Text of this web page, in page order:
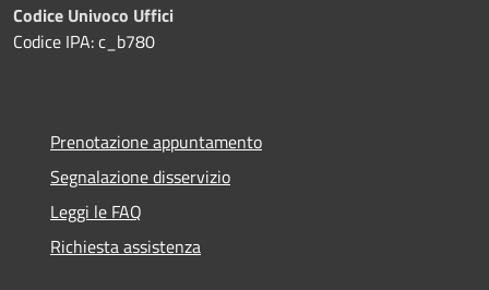
Codice Univoco Uffici
Codice IPA: c_b780
Prenotazione appuntamento
Segnalazione disservizio
Leggi le FAQ
Richiesta assistenza